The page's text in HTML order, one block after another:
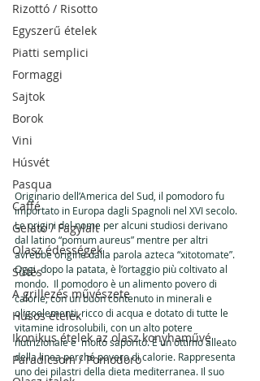
Rizottó / Risotto
Egyszerű ételek
Piatti semplici
Formaggi
Sajtok
Borok
Vini
Húsvét
Pasqua
Caffé
Gelato / Fagylalt
Olasz édességek
Sűtés
A grillezés művészete
Húsos ételek
Ikonikus ételek az olasz konyhaművé
Paradicsom / Pomodoro
Originario dell’America del Sud, il pomodoro fu
importato in Europa dagli Spagnoli nel XVI secolo.
Le origini del nome per alcuni studiosi derivano
dal latino “pomum aureus” mentre per altri
avrebbe origine dalla parola azteca “xitotomate”.
Oggi, dopo la patata, è l’ortaggio più coltivato al
mondo.  Il pomodoro è un alimento povero di
calorie, con un buon contenuto in minerali e
oligoelementi, ricco di acqua e dotato di tutte le
vitamine idrosolubili, con un alto potere
nutrizionale e  molto saporito. È un ottimo alleato
della linea perché povero di calorie. Rappresenta
uno dei pilastri della dieta mediterranea. Il suo